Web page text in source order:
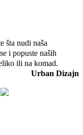
šta nudi naša
i popuste naših
ili na komad.
Urban Dizajn